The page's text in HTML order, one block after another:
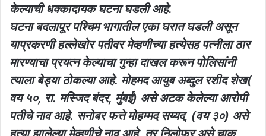
केल्याची धक्कादायक घटना घडली आहे.
घटना बदलापूर पश्चिम भागातील एका घरात घडली असून
याप्रकरणी हल्लेखोर पतीवर मेव्हणीच्या हत्येसह पत्नीला ठार
मारण्याचा प्रयत्न केल्याचा गुन्हा दाखल करून पोलिसांनी
त्याला बेड्या ठोकल्या आहे. मोहमद आयुब अब्दुल रशीद शेख(
वय ५०, रा. मस्जिद बंदर, मुंबई) असे अटक केलेल्या आरोपी
पतीचे नाव आहे. सनोबर फत्ते मोहम्मद सय्यद, (वय ३०) असे